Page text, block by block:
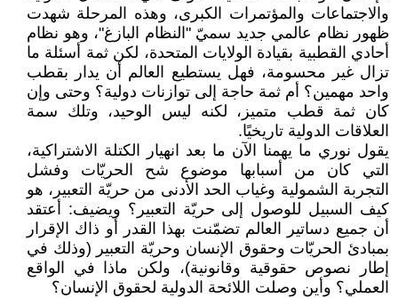
والاجتماعات والمؤتمرات الكبرى، وهذه المرحلة شهدت
ظهور نظام عالمي جديد سميّ "النظام البازغ"، وهو نظام
أحادي القطبية بقيادة الولايات المتحدة، لكن ثمة أسئلة ما
تزال غير محسومة، فهل يستطيع العالم أن يدار بقطب
واحد مهمين؟ أم ثمة حاجة إلى توازنات دولية؟ وحتى وإن
كان ثمة قطب متميز، لكنه ليس الوحيد، وتلك سمة
العلاقات الدولية تاريخيًا.
يقول نوري ما يهمنا الآن ما بعد انهيار الكتلة الاشتراكية،
التي كان من أسبابها موضوع شح الحريّات وفشل
التجربة الشمولية وغياب الحد الأدنى من حريّة التعبير، هو
كيف السبيل للوصول إلى حريّة التعبير؟ ويضيف: أعتقد
أن جميع دساتير العالم تضمّنت بهذا القدر أو ذاك الإقرار
بمبادئ الحريّات وحقوق الإنسان وحريّة التعبير (وذلك في
إطار نصوص حقوقية وقانونية)، ولكن ماذا في الواقع
العملي؟ وأين وصلت اللائحة الدولية لحقوق الإنسان؟